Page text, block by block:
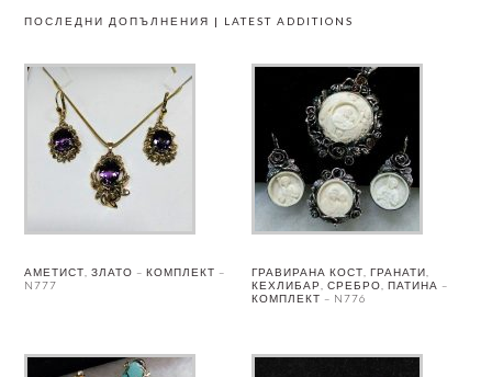
ПОСЛЕДНИ ДОПЪЛНЕНИЯ | LATEST ADDITIONS
АМЕТИСТ, ЗЛАТО – КОМПЛЕКТ –
N777
ГРАВИРАНА КОСТ, ГРАНАТИ,
КЕХЛИБАР, СРЕБРО, ПАТИНА –
КОМПЛЕКТ – N776